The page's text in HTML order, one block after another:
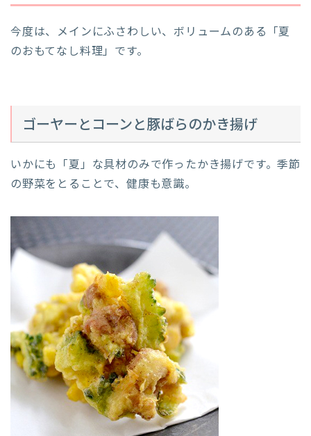
今度は、メインにふさわしい、ボリュームのある「夏
のおもてなし料理」です。
ゴーヤーとコーンと豚ばらのかき揚げ
いかにも「夏」な具材のみで作ったかき揚げです。季節
の野菜をとることで、健康も意識。